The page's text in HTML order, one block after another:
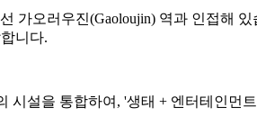
가오러우진(Gaoloujin) 역과 인접해
니다.
시설을 통합하여, '생태 + 엔터테인먼